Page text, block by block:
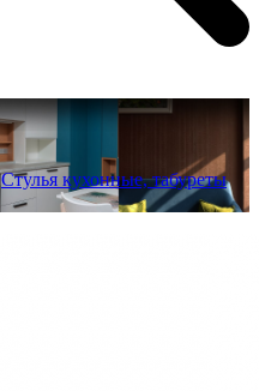
Стулья кухонные, табуреты